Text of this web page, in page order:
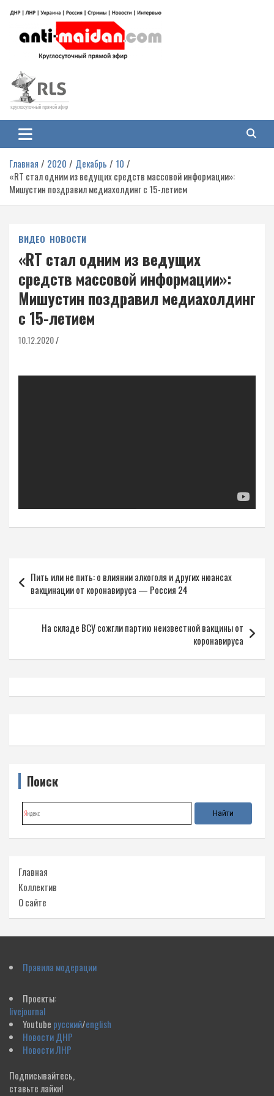
содержимому
Антимайдан: Гражданская война
на Украине
гражданской войне на Украине, включая события в Новороссии, ДНР,
ЛНР и других регионах.
Главная 2020 Декабрь
10
«RT стал одним из ведущих средств массовой информации»:
Мишустин поздравил медиахолдинг с 15-летием
ВИДЕО НОВОСТИ
«RT стал одним из ведущих
средств массовой информации»:
Мишустин поздравил медиахолдинг
с 15-летием
10.12.2020
по
записям
Пить или не пить: о влиянии алкоголя и других нюансах
вакцинации от коронавируса — Россия 24
На складе ВСУ сожгли партию неизвестной вакцины от
коронавируса
Поиск
Главная
Коллектив
О сайте
Правила модерации
Проекты:
livejournal
Youtube русский/english
Новости ДНР
Новости ЛНР
Подписывайтесь,
ставьте лайки!